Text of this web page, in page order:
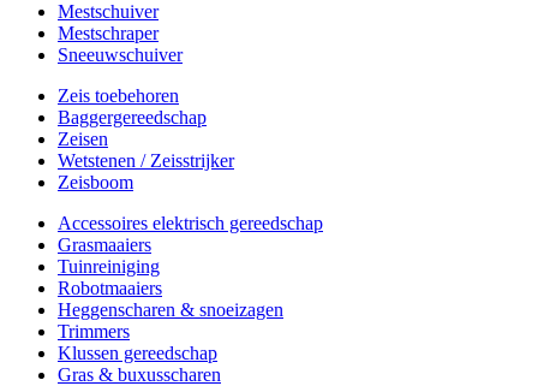
Mestschuiver
Mestschraper
Sneeuwschuiver
Zeis toebehoren
Baggergereedschap
Zeisen
Wetstenen / Zeisstrijker
Zeisboom
Accessoires elektrisch gereedschap
Grasmaaiers
Tuinreiniging
Robotmaaiers
Heggenscharen & snoeizagen
Trimmers
Klussen gereedschap
Gras & buxusscharen